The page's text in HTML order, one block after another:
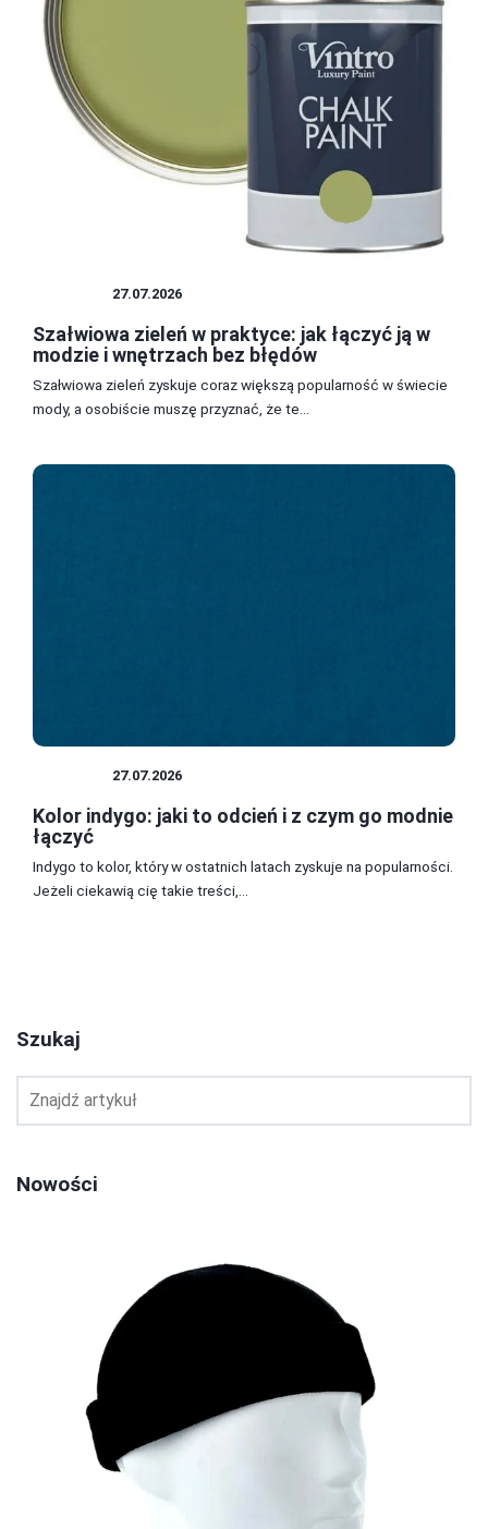
27.07.2026
Szałwiowa zieleń w praktyce: jak łączyć ją w
modzie i wnętrzach bez błędów
Szałwiowa zieleń zyskuje coraz większą popularność w świecie
mody, a osobiście muszę przyznać, że te...
27.07.2026
Kolor indygo: jaki to odcień i z czym go modnie
łączyć
Indygo to kolor, który w ostatnich latach zyskuje na popularności.
Jeżeli ciekawią cię takie treści,...
Szukaj
Nowości